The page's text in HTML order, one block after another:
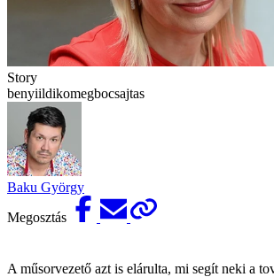
Story
benyiildikomegbocsajtas
Baku György
Megosztás
A műsorvezető azt is elárulta, mi segít neki a